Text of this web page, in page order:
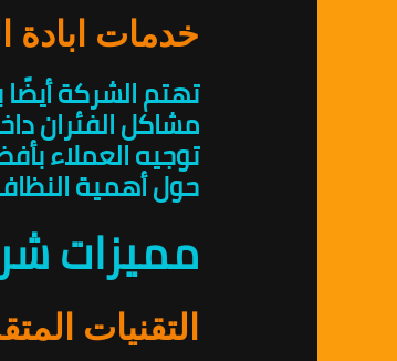
خدمات ابادة
تهتم الشركة أيضًا
مشاكل الفئران
توجيه العملاء
حول أهمية
مميزات
التقنيات